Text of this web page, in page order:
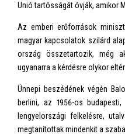
Unió tartósságát óvják, amikor
Az emberi erőforrások
magyar kapcsolatok szilárd
ország összetartozik, még
ugyanarra a kérdésre olykor
Ünnepi beszédének végén
berlini, az 1956-os
lengyelországi felkelésre,
megtanítottak mindenkit a